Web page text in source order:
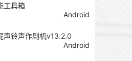
工具箱
Android
声铃声作剧机v13.2.0
Android